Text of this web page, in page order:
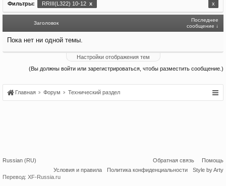
Фильтры: RRIII(L322) 10-12 x x
Заголовок
Последнее
сообщение ↓
Пока нет ни одной темы.
Настройки отображения тем
(Вы должны войти или зарегистрироваться, чтобы разместить сообщение.)
Главная Форум Технический раздел
Russian (RU) Обратная связь
Помощь
Условия и правила
Политика конфиденциальности
Style by Arty
Перевод: XF-Russia.ru